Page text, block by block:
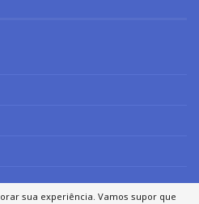
sua experiência. Vamos supor que